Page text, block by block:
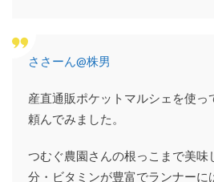
金プ
と送
料
クー
ポ
ン・
ささーん@株男
産直通販ポケットマルシェを使っ
頼んでみました。
つむぐ農園さんの根っこまで美味
分・ビタミンが豊富でランナーに